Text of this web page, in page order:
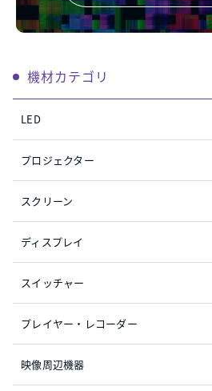
機材カテゴリ
LED
プロジェクター
スクリーン
ディスプレイ
スイッチャー
プレイヤー・レコーダー
映像周辺機器